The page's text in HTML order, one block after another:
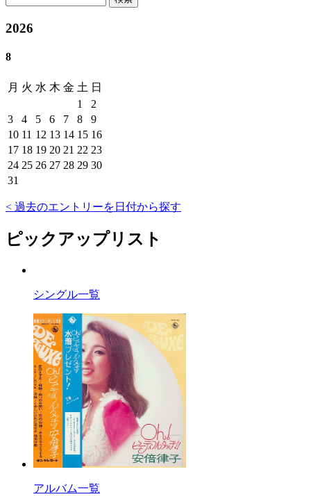
2026
8
月 火 水 木 金 土 日
1
2
3
4 5 6 7 8
9
10 11 12 13 14 15 16
17 18 19 20 21 22 23
24 25 26 27 28 29 30
31
< 過去のエントリーを日付から探す
ピックアップリスト
シングル一覧
アルバム一覧